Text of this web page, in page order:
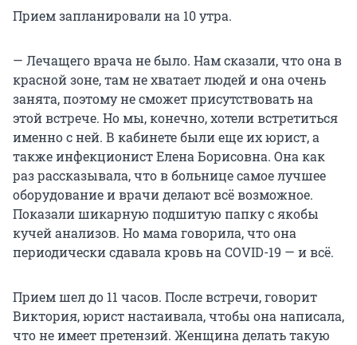
Прием запланировали на 10 утра.
— Лечащего врача не было. Нам сказали, что она в
красной зоне, там не хватает людей и она очень
занята, поэтому не сможет присутствовать на
этой встрече. Но мы, конечно, хотели встретиться
именно с ней. В кабинете были еще их юрист, а
также инфекционист Елена Борисовна. Она как
раз рассказывала, что в больнице самое лучшее
оборудование и врачи делают всё возможное.
Показали шикарную подшитую папку c якобы
кучей анализов. Но мама говорила, что она
периодически сдавала кровь на COVID-19 — и всё.
Прием шел до 11 часов. После встречи, говорит
Виктория, юрист настаивала, чтобы она написала,
что не имеет претензий. Женщина делать такую